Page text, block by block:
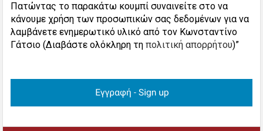
Πατώντας το παρακάτω κουμπί συναινείτε στο να
κάνουμε χρήση των προσωπικών σας δεδομένων για να
λαμβάνετε ενημερωτικό υλικό από τον Κωνσταντίνο
Γάτσιο (Διαβάστε ολόκληρη τηπολιτική απορρήτου)”